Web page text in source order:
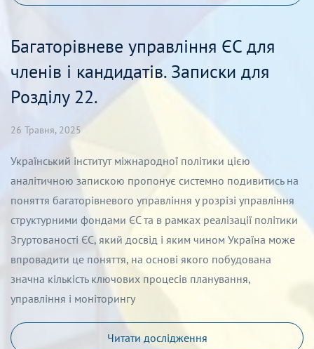
Багаторівневе управління ЄС для
членів і кандидатів. Записки для
Розділу 22.
26 Травня, 2025
Український інститут міжнародної політики цією
аналітичною запискою пропонує системно подивитись на
поняття багаторівневого управління у розрізі управління
структурними фондами ЄС та в рамках реалізації політики
Згуртованості ЄС, який досвід і яким чином Україна може
впровадити це поняття, на основі якого побудована
значна кількість ключових процесів планування,
управління і моніторингу
Читати дослідження